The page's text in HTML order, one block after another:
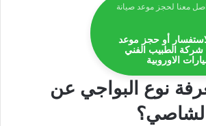
معنا لحجز موعد صيانة
أو حجز موعد
شركة الطبيب الفني
الاوروبية
نوع البواجي عن